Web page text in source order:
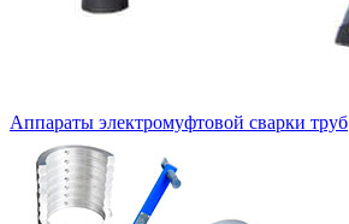
Аппараты электромуфтовой сварки труб